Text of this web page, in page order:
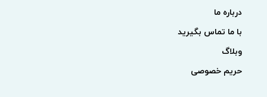
درباره ما
با ما تماس بگیرید
وبلاگ
حریم خصوصی